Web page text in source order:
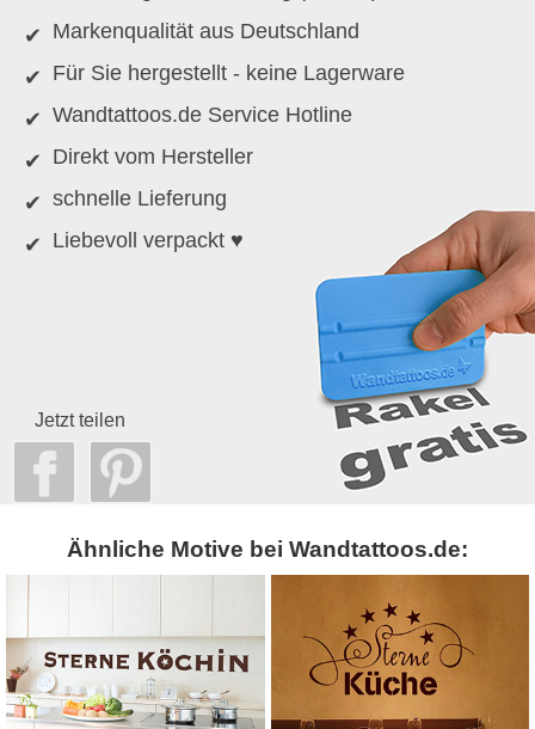
Markenqualität aus Deutschland
Für Sie hergestellt - keine Lagerware
Wandtattoos.de Service Hotline
Direkt vom Hersteller
schnelle Lieferung
Liebevoll verpackt ♥
Jetzt teilen
Ähnliche Motive bei Wandtattoos.de: